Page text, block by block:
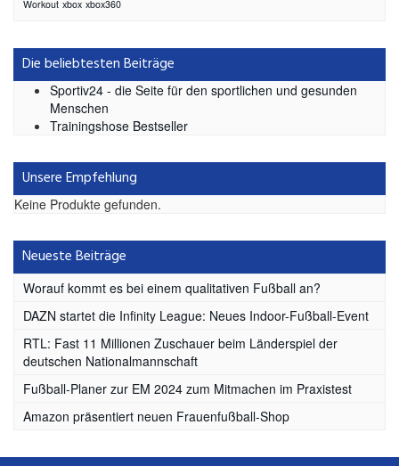
Workout xbox xbox360
Die beliebtesten Beiträge
Sportiv24 - die Seite für den sportlichen und gesunden
Menschen
Trainingshose Bestseller
Unsere Empfehlung
Keine Produkte gefunden.
Neueste Beiträge
Worauf kommt es bei einem qualitativen Fußball an?
DAZN startet die Infinity League: Neues Indoor-Fußball-Event
RTL: Fast 11 Millionen Zuschauer beim Länderspiel der
deutschen Nationalmannschaft
Fußball-Planer zur EM 2024 zum Mitmachen im Praxistest
Amazon präsentiert neuen Frauenfußball-Shop